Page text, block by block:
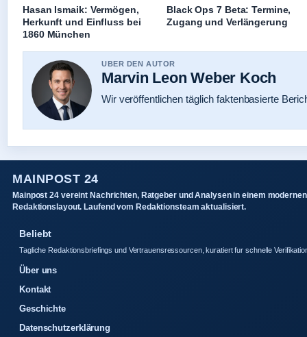
Hasan Ismaik: Vermögen,
Herkunft und Einfluss bei
1860 München
Black Ops 7 Beta: Termine,
Zugang und Verlängerung
UBER DEN AUTOR
Marvin Leon Weber Koch
Wir veröffentlichen täglich faktenbasierte
MAINPOST 24
Mainpost 24 vereint Nachrichten, Ratgeber und Analysen in einem modernen
Redaktionslayout. Laufend vom Redaktionsteam aktualisiert.
Beliebt
Tagliche Redaktionsbriefings und Vertrauensressourcen, kuratiert fur schnelle
Über uns
Kontakt
Geschichte
Datenschutzerklärung